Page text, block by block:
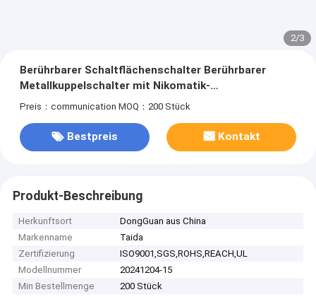
2/3
Berührbarer Schaltflächenschalter Berührbarer
Metallkuppelschalter mit Nikomatik-
Frauenanschluss
Preis：communication MOQ：200 Stück
Bestpreis Kontakt
Produkt-Beschreibung
Herkunftsort
DongGuan aus China
Markenname
Taida
Zertifizierung
ISO9001,SGS,ROHS,REACH,UL
Modellnummer
20241204-15
Min Bestellmenge
200 Stück